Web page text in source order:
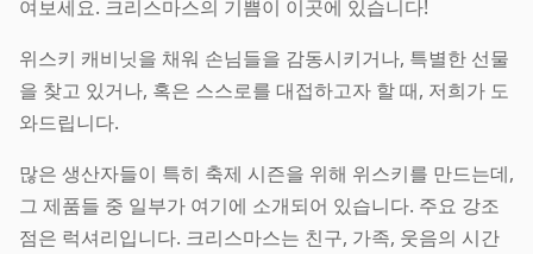
여보세요. 크리스마스의 기쁨이 이곳에 있습니다!
위스키 캐비닛을 채워 손님들을 감동시키거나, 특별한 선물
을 찾고 있거나, 혹은 스스로를 대접하고자 할 때, 저희가 도
와드립니다.
많은 생산자들이 특히 축제 시즌을 위해 위스키를 만드는데,
그 제품들 중 일부가 여기에 소개되어 있습니다. 주요 강조
점은 럭셔리입니다. 크리스마스는 친구, 가족, 웃음의 시간